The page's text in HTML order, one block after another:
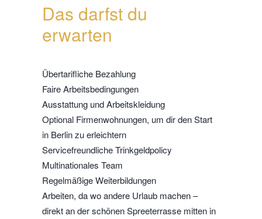
Das darfst du
erwarten
Übertarifliche Bezahlung
Faire Arbeitsbedingungen
Ausstattung und Arbeitskleidung
Optional Firmenwohnungen, um dir den Start
in Berlin zu erleichtern
Servicefreundliche Trinkgeldpolicy
Multinationales Team
Regelmäßige Weiterbildungen
Arbeiten, da wo andere Urlaub machen –
direkt an der schönen Spreeterrasse mitten in